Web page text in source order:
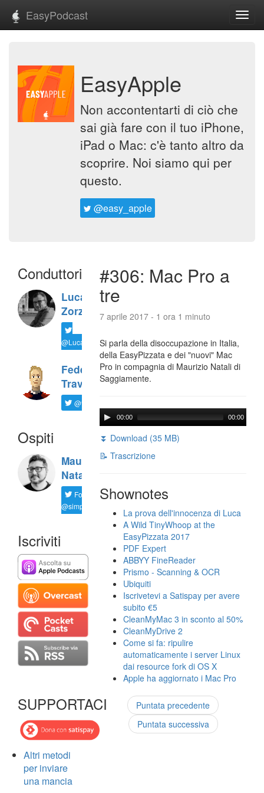
EasyPodcast
EasyApple
Non accontentarti di ciò che
sai già fare con il tuo iPhone,
iPad o Mac: c'è tanto altro da
scoprire. Noi siamo qui per
questo.
@easy_apple
Conduttori
Luca
Zorzi
@LucaTNT
Federico
Travaini
@ftrava
Ospiti
Maurizio
Natali
Follow
@simplemal
Iscriviti
SUPPORTACI
Altri metodi
per inviare
una mancia
#306: Mac Pro a
tre
7 aprile 2017 - 1 ora 1 minuto
Si parla della disoccupazione in Italia,
della EasyPizzata e dei "nuovi" Mac
Pro in compagnia di Maurizio Natali di
Saggiamente.
00:00 00:00
⏬ Download (35 MB)
📝 Trascrizione
Shownotes
La prova dell'innocenza di Luca
A Wild TinyWhoop at the
EasyPizzata 2017
PDF Expert
ABBYY FineReader
Prismo - Scanning & OCR
Ubiquiti
Iscrivetevi a Satispay per avere
subito €5
CleanMyMac 3 in sconto al 50%
CleanMyDrive 2
Come si fa: ripulire
automaticamente i server Linux
dai resource fork di OS X
Apple ha aggiornato i Mac Pro
Puntata precedente
Puntata successiva